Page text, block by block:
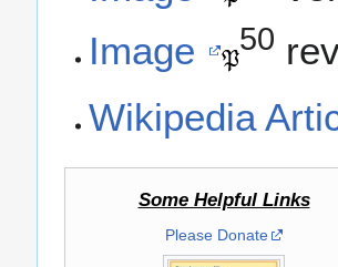
Image
50
Wikipedia
Some Helpful Links
Please Donate